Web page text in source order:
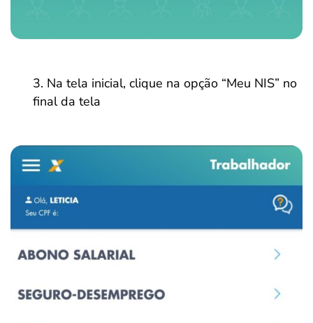
Na tela inicial, clique na opção “Meu NIS” no
final da tela